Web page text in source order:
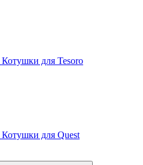
Котушки для Tesoro
Котушки для Quest